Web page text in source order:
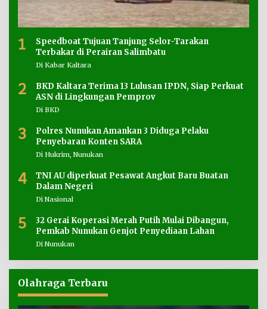
1
Speedboat Tujuan Tanjung Selor-Tarakan
Terbakar di Perairan Salimbatu
Di Kabar Kaltara
2
BKD Kaltara Terima 13 Lulusan IPDN, Siap Perkuat
ASN di Lingkungan Pemprov
Di BKD
3
Polres Nunukan Amankan 3 Diduga Pelaku
Penyebaran Konten SARA
Di Hukrim, Nunukan
4
TNI AU diperkuat Pesawat Angkut Baru Buatan
Dalam Negeri
Di Nasional
5
32 Gerai Koperasi Merah Putih Mulai Dibangun,
Pemkab Nunukan Genjot Penyediaan Lahan
Di Nunukan
Olahraga Terbaru